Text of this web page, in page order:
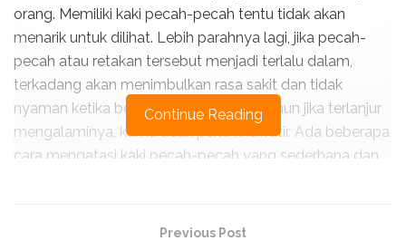
orang. Memiliki kaki pecah-pecah tentu tidak akan
menarik untuk dilihat. Lebih parahnya lagi, jika pecah-
pecah atau retakan tersebut menjadi terlalu dalam,
terkadang akan menimbulkan rasa sakit dan tidak
nyaman ketika berdiri atau berjalan. Namun jika terlanjur
mengalaminya, kamu tidak perlu khawatir. Ada beberapa
cara mengatasi kaki pecah-pecah yang sederhana dan
tetap halus dan lembut serta tidak kembali pecah-
Continue Reading
Previous Post